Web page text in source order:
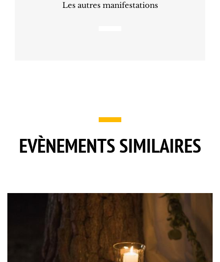
Les autres manifestations
EVÈNEMENTS SIMILAIRES